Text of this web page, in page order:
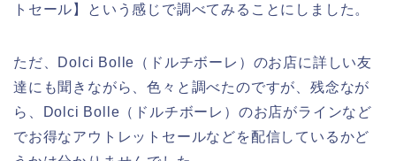
トセール】という感じで調べてみることにしました。
ただ、Dolci Bolle（ドルチボーレ）のお店に詳しい友
達にも聞きながら、色々と調べたのですが、残念なが
ら、Dolci Bolle（ドルチボーレ）のお店がラインなど
でお得なアウトレットセールなどを配信しているかど